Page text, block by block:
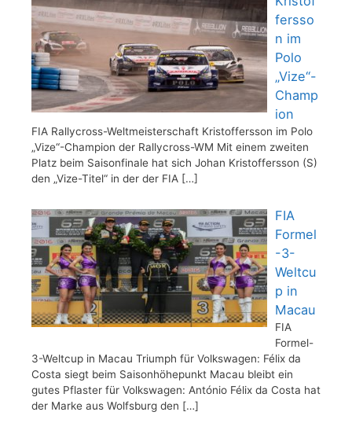
fersso
n im
Polo
„Vize“-
Champ
ion
FIA Rallycross-Weltmeisterschaft Kristoffersson im Polo
„Vize“-Champion der Rallycross-WM Mit einem zweiten
Platz beim Saisonfinale hat sich Johan Kristoffersson (S)
den „Vize-Titel“ in der der FIA […]
FIA
Formel
-3-
Weltcu
p in
Macau
FIA
Formel-
3-Weltcup in Macau Triumph für Volkswagen: Félix da
Costa siegt beim Saisonhöhepunkt Macau bleibt ein
gutes Pflaster für Volkswagen: António Félix da Costa hat
der Marke aus Wolfsburg den […]